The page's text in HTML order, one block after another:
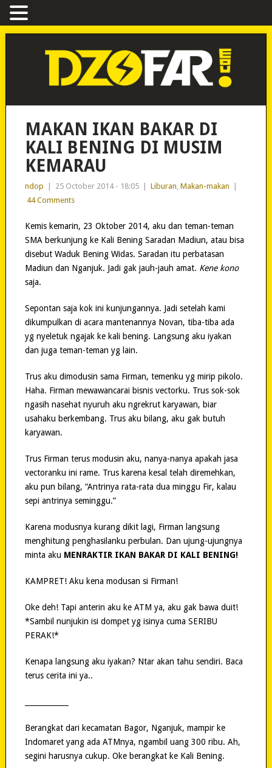
MAKAN IKAN BAKAR DI
KALI BENING DI MUSIM
KEMARAU
ndop 25 October 2014 - 18:05 Liburan Makan-makan
44 Comments
Kemis kemarin, 23 Oktober 2014, aku dan teman-teman
SMA berkunjung ke Kali Bening Saradan Madiun, atau bisa
disebut Waduk Bening Widas. Saradan itu perbatasan
Madiun dan Nganjuk. Jadi gak jauh-jauh amat. Kene kono
saja.
Sepontan saja kok ini kunjungannya. Jadi setelah kami
dikumpulkan di acara mantenannya Novan, tiba-tiba ada
yg nyeletuk ngajak ke kali bening. Langsung aku iyakan
dan juga teman-teman yg lain.
Trus aku dimodusin sama Firman, temenku yg mirip pikolo.
Haha. Firman mewawancarai bisnis vectorku. Trus sok-sok
ngasih nasehat nyuruh aku ngrekrut karyawan, biar
usahaku berkembang. Trus aku bilang, aku gak butuh
karyawan.
Trus Firman terus modusin aku, nanya-nanya apakah jasa
vectoranku ini rame. Trus karena kesal telah diremehkan,
aku pun bilang, “Antrinya rata-rata dua minggu Fir, kalau
sepi antrinya seminggu.”
Karena modusnya kurang dikit lagi, Firman langsung
menghitung penghasilanku perbulan. Dan ujung-ujungnya
minta aku MENRAKTIR IKAN BAKAR DI KALI BENING!
KAMPRET! Aku kena modusan si Firman!
Oke deh! Tapi anterin aku ke ATM ya, aku gak bawa duit!
*Sambil nunjukin isi dompet yg isinya cuma SERIBU
PERAK!*
Kenapa langsung aku iyakan? Ntar akan tahu sendiri. Baca
terus cerita ini ya..
Berangkat dari kecamatan Bagor, Nganjuk, mampir ke
Indomaret yang ada ATMnya, ngambil uang 300 ribu. Ah,
segini harusnya cukup. Oke berangkat ke Kali Bening.